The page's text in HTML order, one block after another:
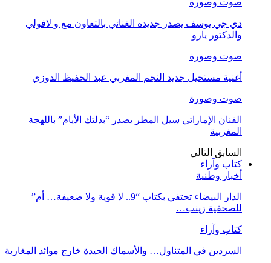
صوت وصورة
دي جي يوسف يصدر جديده الغنائي بالتعاون مع و لافولي
والدكتور يارو
صوت وصورة
أغنية مستحيل جديد النجم المغربي عبد الحفيظ الدوزي
صوت وصورة
الفنان الإماراتي سيل المطر يصدر “بدلتك الأيام” باللهجة
المغربية
السابق التالي
كتاب وآراء
أخبار وطنية
الدار البيضاء تحتفي بكتاب “9.. لا قوية ولا ضعيفة… أم”
للصحفية زينب…
كتاب وآراء
السردين في المتناول… والأسماك الجيدة خارج موائد المغاربة